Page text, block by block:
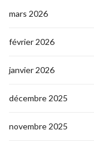
mars 2026
février 2026
janvier 2026
décembre 2025
novembre 2025